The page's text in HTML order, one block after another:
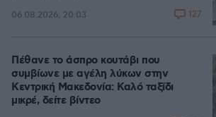
06.08.2026, 20:03 127
Πέθανε το άσπρο κουτάβι που
συμβίωνε με αγέλη λύκων στην
Κεντρική Μακεδονία: Καλό ταξίδι
μικρέ, δείτε βίντεο